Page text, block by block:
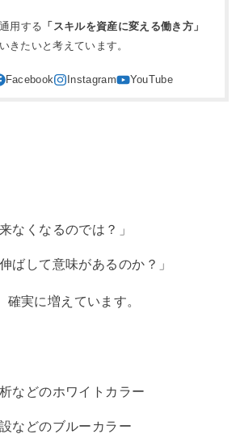
用する 「スキルを資産に変える働き方」
きたいと考えています。
なくなるのでは？」
ばして意味があるのか？」
確実に増えています。
などのホワイトカラー
などのブルーカラー